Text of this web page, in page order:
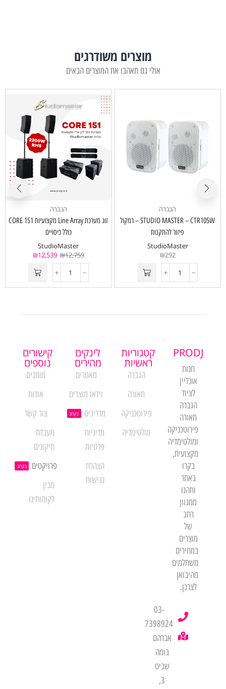
מוצרים משודרגים
אולי גם תאהבו את המוצרים הבאים
הגברה
STUDIO MASTER – CTR105W – רמקול
פיזור להתקנות
StudioMaster
₪292
הגברה
זוג מערכת Line Array מקצועיות CORE 151
כולל כיסויים
StudioMaster
₪12,759
₪12,539
PRODJ
חנות
אונליין
לציוד
הגברה
תאורה
פירוטכניקה
ומולטימדיה
מקצועית,
בקרו
באתר
ותהנו
ממגוון
רחב
של
מוצרים
במחירים
משתלמים
מהיבואן
לצרכן.
03-
7398924
אברהם
בומה
שביט
3,
קטגוריות
ראשיות
הגברה
תאורה
פירוטכניקה
מולטימדיה
לינקים
מהירים
מאמרים
וידאו מוצרים
מדריכים
בקרוב
מדיניות
פרטיות
הצהרת
נגישות
קישורים
נוספים
מותגים
אודות
צור קשר
מעבדת
תיקונים
פרויקטים
בקרוב
מבין
לקוחותינו